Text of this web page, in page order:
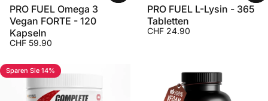
PRO FUEL Omega 3
Vegan FORTE - 120
Kapseln
CHF 59.90
PRO FUEL L-Lysin - 365
Tabletten
CHF 24.90
Sparen Sie 14%